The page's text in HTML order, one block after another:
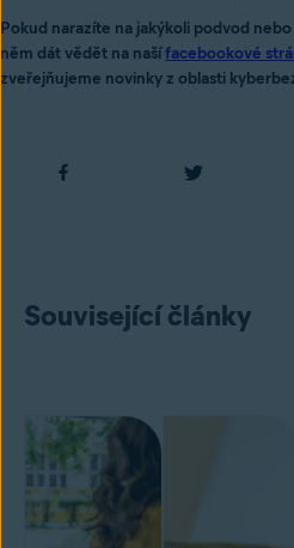
Pokud narazíte na jakýkoli podvod
něm dát vědět na našífacebookové
zveřejňujeme novinky z oblasti
Související články